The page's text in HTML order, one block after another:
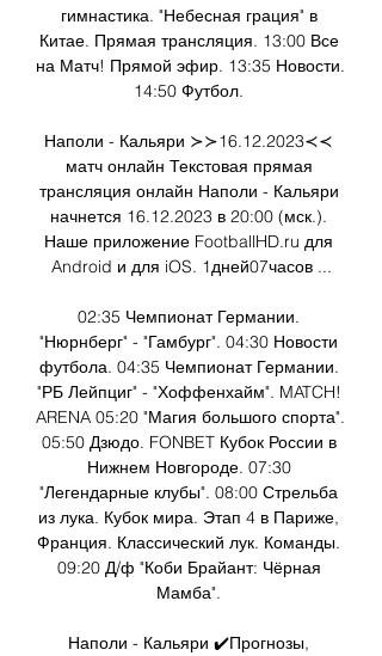
гимнастика. "Небесная грация" в
Китае. Прямая трансляция. 13:00 Все
на Матч! Прямой эфир. 13:35 Новости.
14:50 Футбол.
Наполи - Кальяри ≻≻16.12.2023≺≺
матч онлайн Текстовая прямая
трансляция онлайн Наполи - Кальяри
начнется 16.12.2023 в 20:00 (мск.).
Наше приложение FootballHD.ru для
Android и для iOS. 1дней07часов ...
02:35 Чемпионат Германии.
"Нюрнберг" - "Гамбург". 04:30 Новости
футбола. 04:35 Чемпионат Германии.
"РБ Лейпциг" - "Хоффенхайм". MATCH!
ARENA 05:20 "Магия большого спорта".
05:50 Дзюдо. FONBET Кубок России в
Нижнем Новгороде. 07:30
"Легендарные клубы". 08:00 Стрельба
из лука. Кубок мира. Этап 4 в Париже,
Франция. Классический лук. Команды.
09:20 Д/ф "Коби Брайант: Чёрная
Мамба".
Наполи - Кальяри ✔️Прогнозы,